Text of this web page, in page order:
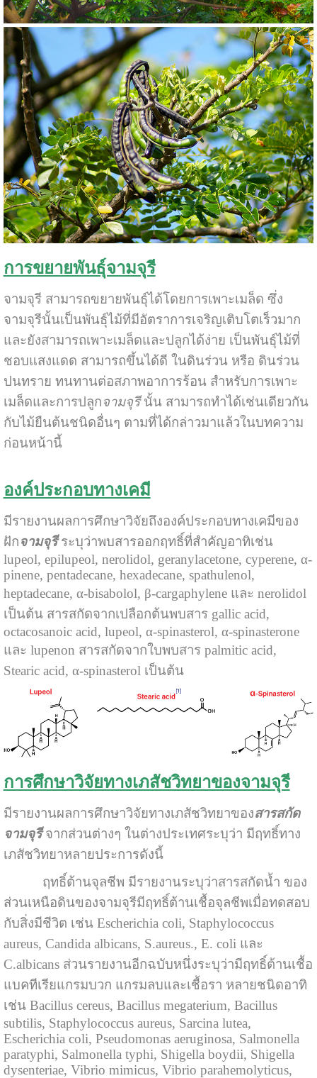
การขยายพันธุ์จามจุรี
จามจุรี สามารถขยายพันธุ์ได้โดยการเพาะเมล็ด ซึ่ง
จามจุรีนั้นเป็นพันธุ์ไม้ที่มีอัตราการเจริญเติบโตเร็วมาก
และยังสามารถเพาะเมล็ดและปลูกได้ง่าย เป็นพันธุ์ไม้ที่
ชอบแสงแดด สามารถขึ้นได้ดี ในดินร่วน หรือ ดินร่วน
ปนทราย ทนทานต่อสภาพอาการร้อน สำหรับการเพาะ
เมล็ดและการปลูกจามจุรีนั้น สามารถทำได้เช่นเดียวกัน
กับไม้ยืนต้นชนิดอื่นๆ ตามที่ได้กล่าวมาแล้วในบทความ
ก่อนหน้านี้
องค์ประกอบทางเคมี
มีรายงานผลการศึกษาวิจัยถึงองค์ประกอบทางเคมีของ
ฝักจามจุรีระบุว่าพบสารออกฤทธิ์ที่สำคัญอาทิเช่น
lupeol, epilupeol, nerolidol, geranylacetone, cyperene, α-
pinene, pentadecane, hexadecane, spathulenol,
heptadecane, α-bisabolol, β-cargaphylene และ nerolidol
เป็นต้น สารสกัดจากเปลือกต้นพบสาร gallic acid,
octacosanoic acid, lupeol, α-spinasterol, α-spinasterone
และ lupenon สารสกัดจากใบพบสาร palmitic acid,
Stearic acid, α-spinasterol เป็นต้น
การศึกษาวิจัยทางเภสัชวิทยาของจามจุรี
มีรายงานผลการศึกษาวิจัยทางเภสัชวิทยาของสารสกัด
จามจุรี จากส่วนต่างๆ ในต่างประเทศระบุว่า มีฤทธิ์ทาง
เภสัชวิทยาหลายประการดังนี้
ฤทธิ์ต้านจุลชีพ มีรายงานระบุว่าสารสกัดน้ำ ของ
ส่วนเหนือดินของจามจุรีมีฤทธิ์ต้านเชื้อจุลชีพเมื่อทดสอบ
กับสิ่งมีชีวิต เช่น Escherichia coli, Staphylococcus
aureus, Candida albicans, S.aureus., E. coli และ
C.albicans ส่วนรายงานอีกฉบับหนึ่งระบุว่ามีฤทธิ์ต้านเชื้อ
แบคทีเรียแกรมบวก แกรมลบและเชื้อรา หลายชนิดอาทิ
เช่น Bacillus cereus, Bacillus megaterium, Bacillus
subtilis, Staphylococcus aureus, Sarcina lutea,
Escherichia coli, Pseudomonas aeruginosa, Salmonella
paratyphi, Salmonella typhi, Shigella boydii, Shigella
dysenteriae, Vibrio mimicus, Vibrio parahemolyticus,